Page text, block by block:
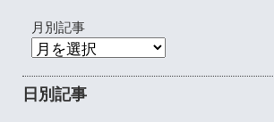
月別記事
日別記事